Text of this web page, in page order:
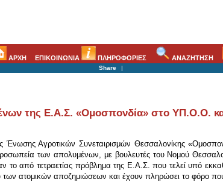
ΑΡΧΗ ΕΠΙΚΟΙΝΩΝΙΑ ΠΛΗΡΟΦΟΡΙΕΣ ΑΝΑΖΗΤΗΣΗ
Share |
της Ε.Α.Σ. «Ομοσπονδία» στο ΥΠ.Ο.Ο.
Ένωσης Αγροτικών Συνεταιρισμών Θεσσαλονίκης
των απολυμένων, με βουλευτές του Νομού
το από τετραετίας πρόβλημα της Ε.Α.Σ. που τελεί υπό
των ατομικών αποζημιώσεων και έχουν πληρώσει το φόρο